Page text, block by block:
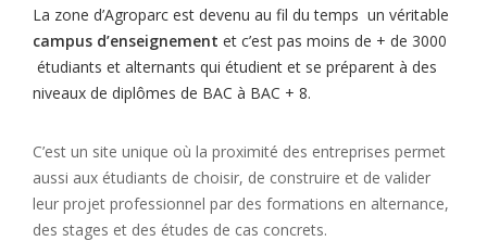
La zone d’Agroparc est devenu au fil du temps un véritable
campus d’enseignement et c’est pas moins de + de 3000
étudiants et alternants qui étudient et se préparent à des
niveaux de diplômes de BAC à BAC + 8.
C’est un site unique où la proximité des entreprises permet
aussi aux étudiants de choisir, de construire et de valider
leur projet professionnel par des formations en alternance,
des stages et des études de cas concrets.